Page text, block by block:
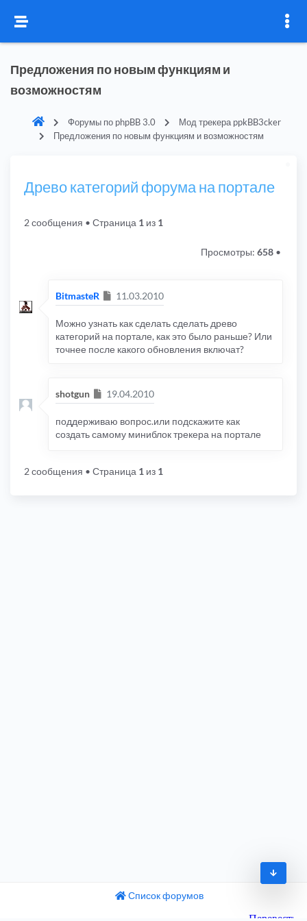
Предложения по новым функциям и
возможностям
Форумы по phpBB 3.0
Мод трекера ppkBB3cker
Предложения по новым функциям и возможностям
Древо категорий форума на портале
2 сообщения • Страница 1 из 1
Просмотры: 658 •
BitmasteR Сообщение
11.03.2010
Можно узнать как сделать сделать древо
категорий на портале, как это было раньше? Или
точнее после какого обновления включат?
shotgun Сообщение
19.04.2010
поддерживаю вопрос.или подскажите как
создать самому миниблок трекера на портале
2 сообщения • Страница 1 из 1
Список форумов